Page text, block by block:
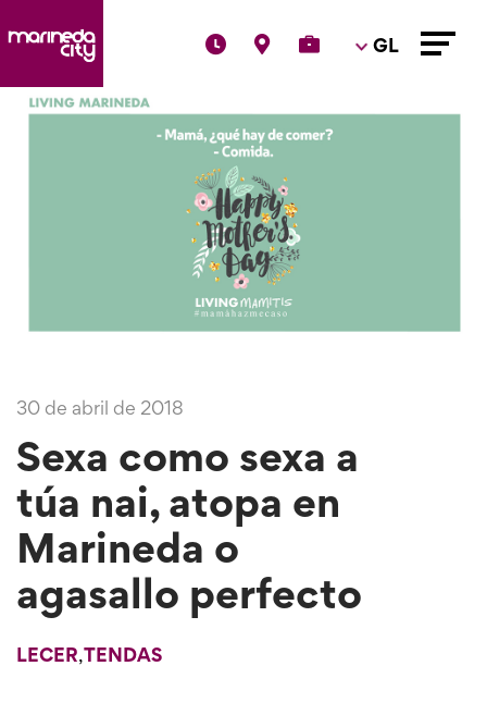
GL
30 de abril de 2018
Sexa como sexa a
túa nai, atopa en
Marineda o
agasallo perfecto
LECER, TENDAS